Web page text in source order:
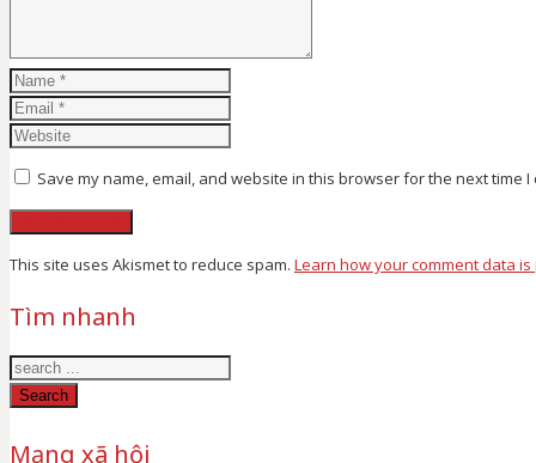
Save my name, email, and website in this browser for the next time I
This site uses Akismet to reduce spam. Learn how your comment data
Tìm nhanh
Search
Mạng xã hội